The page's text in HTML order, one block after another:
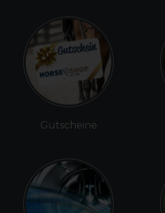
Gutscheine